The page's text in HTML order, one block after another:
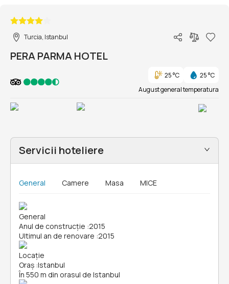
Turcia, Istanbul
PERA PARMA HOTEL
25 °C
25 °C
August general temperatura
Servicii hoteliere
General Camere Masa MICE
General
Anul de construcție :2015
Ultimul an de renovare :2015
Locație
Oraș :Istanbul
În 550 m din orasul de Istanbul